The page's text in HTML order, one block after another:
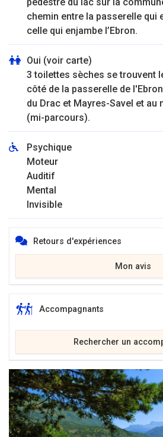
chemin entre la passerelle qui
celle qui enjambe l’Ebron.
Oui (voir carte)
3 toilettes sèches se trouvent
côté de la passerelle de
du Drac et Mayres-Savel et au
(mi-parcours).
Psychique
Moteur
Auditif
Mental
Invisible
Retours d'expériences
Mon avis
Accompagnants
Rechercher un